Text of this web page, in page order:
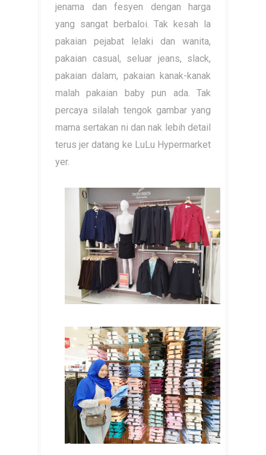
jenama dan fesyen dengan harga
yang sangat berbaloi. Tak kesah la
pakaian pejabat lelaki dan wanita,
pakaian casual, seluar jeans, slack,
pakaian dalam, pakaian kanak-kanak
malah pakaian baby pun ada. Tak
percaya silalah tengok gambar yang
mama sertakan ni dan nak lebih detail
terus jer datang ke LuLu Hypermarket
yer.